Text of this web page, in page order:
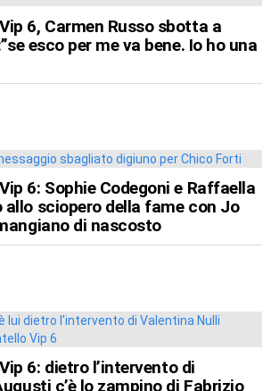
6, Carmen Russo sbotta a
esco per me va bene. Io ho una
6: Sophie Codegoni e Raffaella
allo sciopero della fame con Jo
di nascosto
6: dietro l’intervento di
c’è lo zampino di Fabrizio